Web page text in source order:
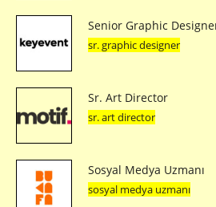
Senior Graphic
sr. graphic designer
Sr. Art Director
sr. art director
Sosyal Medya Uzmanı
sosyal medya uzmanı